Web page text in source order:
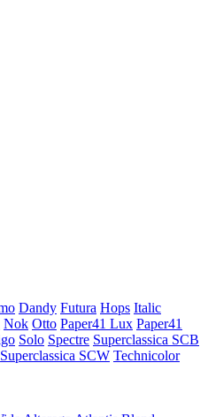
Dandy Futura Hops Italic
Nok Otto Paper41 Lux Paper41
Solo Spectre Superclassica SCB
Superclassica SCW Technicolor